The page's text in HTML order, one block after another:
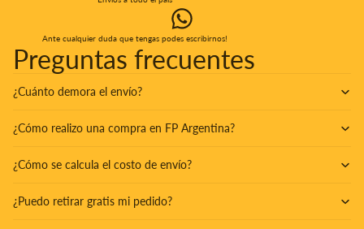
Ante cualquier duda que tengas podes escribirnos!
Preguntas frecuentes
¿Cuánto demora el envío?
¿Cómo realizo una compra en FP Argentina?
¿Cómo se calcula el costo de envío?
¿Puedo retirar gratis mi pedido?